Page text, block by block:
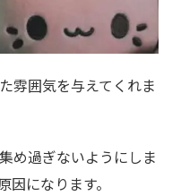
雰囲気を与えてくれま
め過ぎないようにしま
になります。